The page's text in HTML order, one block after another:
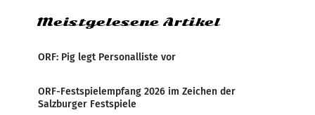
Meistgelesene Artikel
ORF: Pig legt Personalliste vor
ORF-Festspielempfang 2026 im Zeichen der
Salzburger Festspiele